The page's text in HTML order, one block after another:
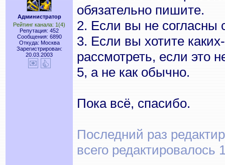
Администратор
Рейтинг канала: 1(4)
Репутация: 452
Сообщения: 6890
Откуда: Москва
Зарегистрирован:
20.03.2003
обязательно пишите.
2. Если вы не согласны
3. Если вы хотите
рассмотреть, если это
5, а не как обычно.
Пока всё, спасибо.
Последний раз
всего редактировалось